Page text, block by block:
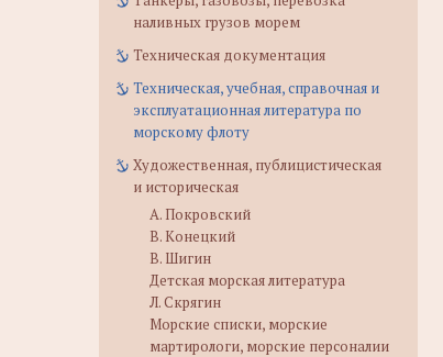
наливных грузов морем
Техническая документация
Техническая, учебная, справочная и
эксплуатационная литература по
морскому флоту
Художественная, публицистическая
и историческая
А. Покровский
В. Конецкий
В. Шигин
Детская морская литература
Л. Скрягин
Морские списки, морские
мартирологи, морские персоналии